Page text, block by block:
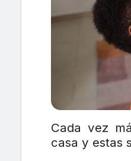
Cada vez
casa y estas